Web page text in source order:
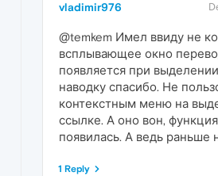
vladimir976
@temkem Имел ввиду не
всплывающее окно
появляется при
наводку спасибо. Не
контекстным меню на
ссылке. А оно вон,
появилась. А ведь раньше
1 Reply